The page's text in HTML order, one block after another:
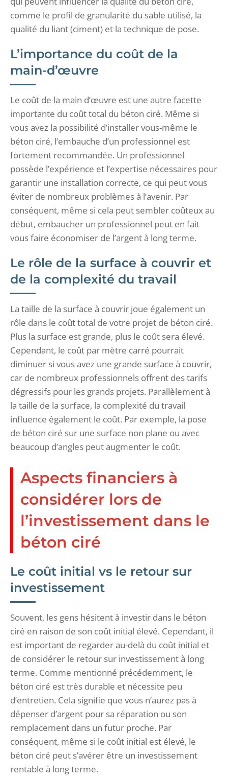
comme le profil de granularité du sable utilisé, la
qualité du liant (ciment) et la technique de pose.
L’importance du coût de la
main-d’œuvre
Le coût de la main d’œuvre est une autre facette
importante du coût total du béton ciré. Même si
vous avez la possibilité d’installer vous-même le
béton ciré, l’embauche d’un professionnel est
fortement recommandée. Un professionnel
possède l’expérience et l’expertise nécessaires pour
garantir une installation correcte, ce qui peut vous
éviter de nombreux problèmes à l’avenir. Par
conséquent, même si cela peut sembler coûteux au
début, embaucher un professionnel peut en fait
vous faire économiser de l’argent à long terme.
Le rôle de la surface à couvrir et
de la complexité du travail
La taille de la surface à couvrir joue également un
rôle dans le coût total de votre projet de béton ciré.
Plus la surface est grande, plus le coût sera élevé.
Cependant, le coût par mètre carré pourrait
diminuer si vous avez une grande surface à couvrir,
car de nombreux professionnels offrent des tarifs
dégressifs pour les grands projets. Parallèlement à
la taille de la surface, la complexité du travail
influence également le coût. Par exemple, la pose
de béton ciré sur une surface non plane ou avec
beaucoup d’angles peut augmenter le coût.
Aspects financiers à
considérer lors de
l’investissement dans le
béton ciré
Le coût initial vs le retour sur
investissement
Souvent, les gens hésitent à investir dans le béton
ciré en raison de son coût initial élevé. Cependant, il
est important de regarder au-delà du coût initial et
de considérer le retour sur investissement à long
terme. Comme mentionné précédemment, le
béton ciré est très durable et nécessite peu
d’entretien. Cela signifie que vous n’aurez pas à
dépenser d’argent pour sa réparation ou son
remplacement dans un futur proche. Par
conséquent, même si le coût initial est élevé, le
béton ciré peut s’avérer être un investissement
rentable à long terme.